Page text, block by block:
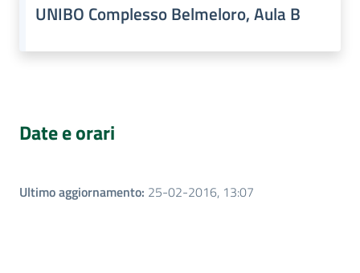
Assemblea
Assemblea
UNIBO Complesso Belmeloro, Aula B
Date e orari
Ultimo aggiornamento: 25-02-2016, 13:07